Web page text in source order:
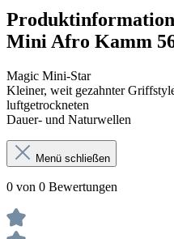
Mini Afro Kamm
Magic Mini-Star
Kleiner, weit gezahnter
luftgetrockneten
Dauer- und Naturwellen
Menü schließen
0 von 0 Bewertungen